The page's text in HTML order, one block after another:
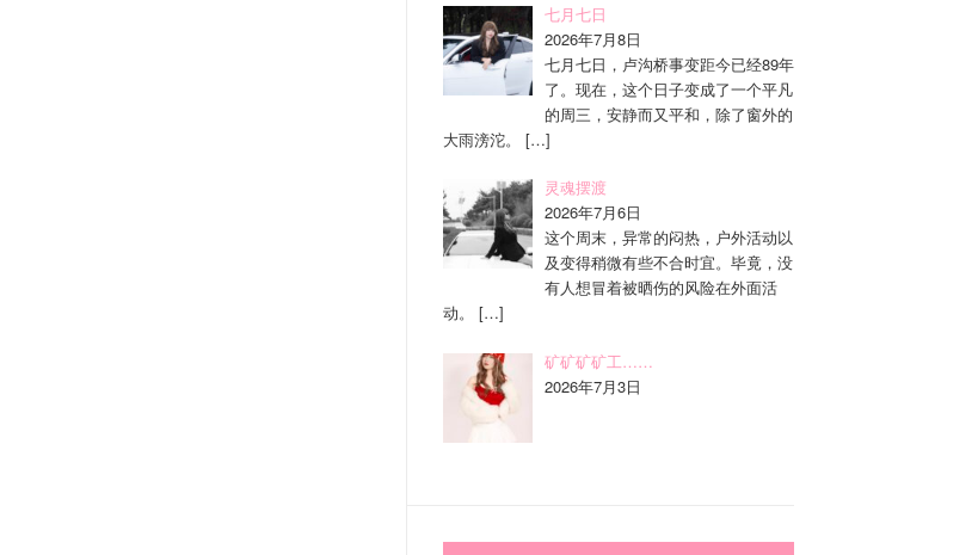
七月七日
2026年7月8日
七月七日，卢沟桥事变距今已经89年
了。现在，这个日子变成了一个平凡
的周三，安静而又平和，除了窗外的
大雨滂沱。
[…]
灵魂摆渡
2026年7月6日
这个周末，异常的闷热，户外活动以
及变得稍微有些不合时宜。毕竟，没
有人想冒着被晒伤的风险在外面活
动。
[…]
矿矿矿矿工……
2026年7月3日